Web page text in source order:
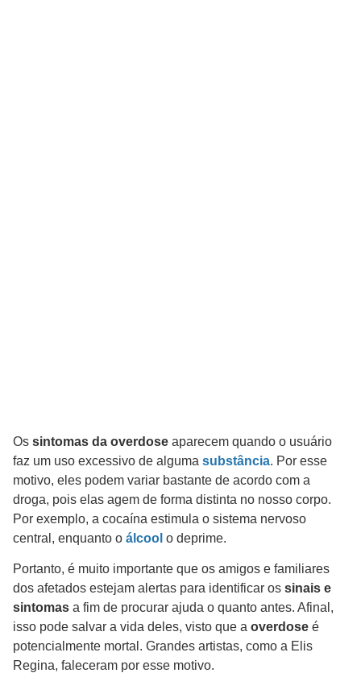
Os sintomas da overdose aparecem quando o usuário
faz um uso excessivo de alguma substância. Por esse
motivo, eles podem variar bastante de acordo com a
droga, pois elas agem de forma distinta no nosso corpo.
Por exemplo, a cocaína estimula o sistema nervoso
central, enquanto o álcool o deprime.
Portanto, é muito importante que os amigos e familiares
dos afetados estejam alertas para identificar os sinais e
sintomas a fim de procurar ajuda o quanto antes. Afinal,
isso pode salvar a vida deles, visto que a overdose é
potencialmente mortal. Grandes artistas, como a Elis
Regina, faleceram por esse motivo.